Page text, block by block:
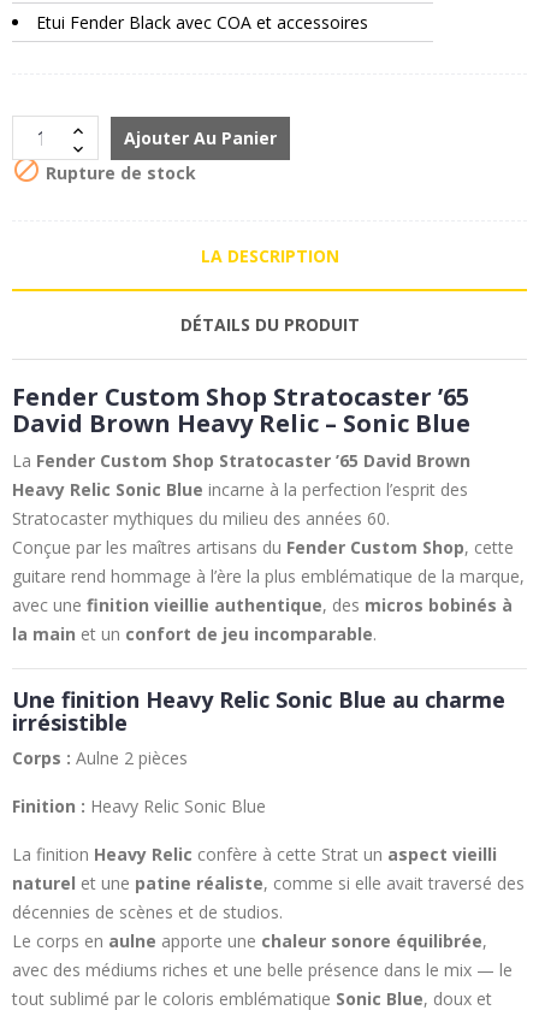
Etui Fender Black avec COA et accessoires
Ajouter Au Panier
 Rupture de stock
LA DESCRIPTION
DÉTAILS DU PRODUIT
Fender Custom Shop Stratocaster ’65
David Brown Heavy Relic – Sonic Blue
La Fender Custom Shop Stratocaster ’65 David Brown
Heavy Relic Sonic Blue incarne à la perfection l’esprit des
Stratocaster mythiques du milieu des années 60.
Conçue par les maîtres artisans du Fender Custom Shop, cette
guitare rend hommage à l’ère la plus emblématique de la marque,
avec une finition vieillie authentique, des micros bobinés à
la main et un confort de jeu incomparable.
Une finition Heavy Relic Sonic Blue au charme
irrésistible
Corps : Aulne 2 pièces
Finition : Heavy Relic Sonic Blue
La finition Heavy Relic confère à cette Strat un aspect vieilli
naturel et une patine réaliste, comme si elle avait traversé des
décennies de scènes et de studios.
Le corps en aulne apporte une chaleur sonore équilibrée,
avec des médiums riches et une belle présence dans le mix — le
tout sublimé par le coloris emblématique Sonic Blue, doux et